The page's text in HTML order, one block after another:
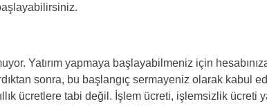
Hungary
Yatırım yapmaya başlayabilmeniz için
sonra, bu başlangıç sermayeniz olarak kabul
ücretlere tabi değil. İşlem ücreti, işlemsizlik ücreti